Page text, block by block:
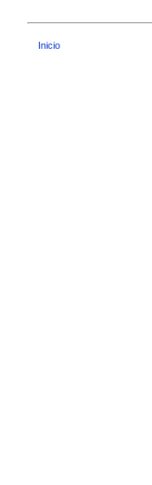
Inicio